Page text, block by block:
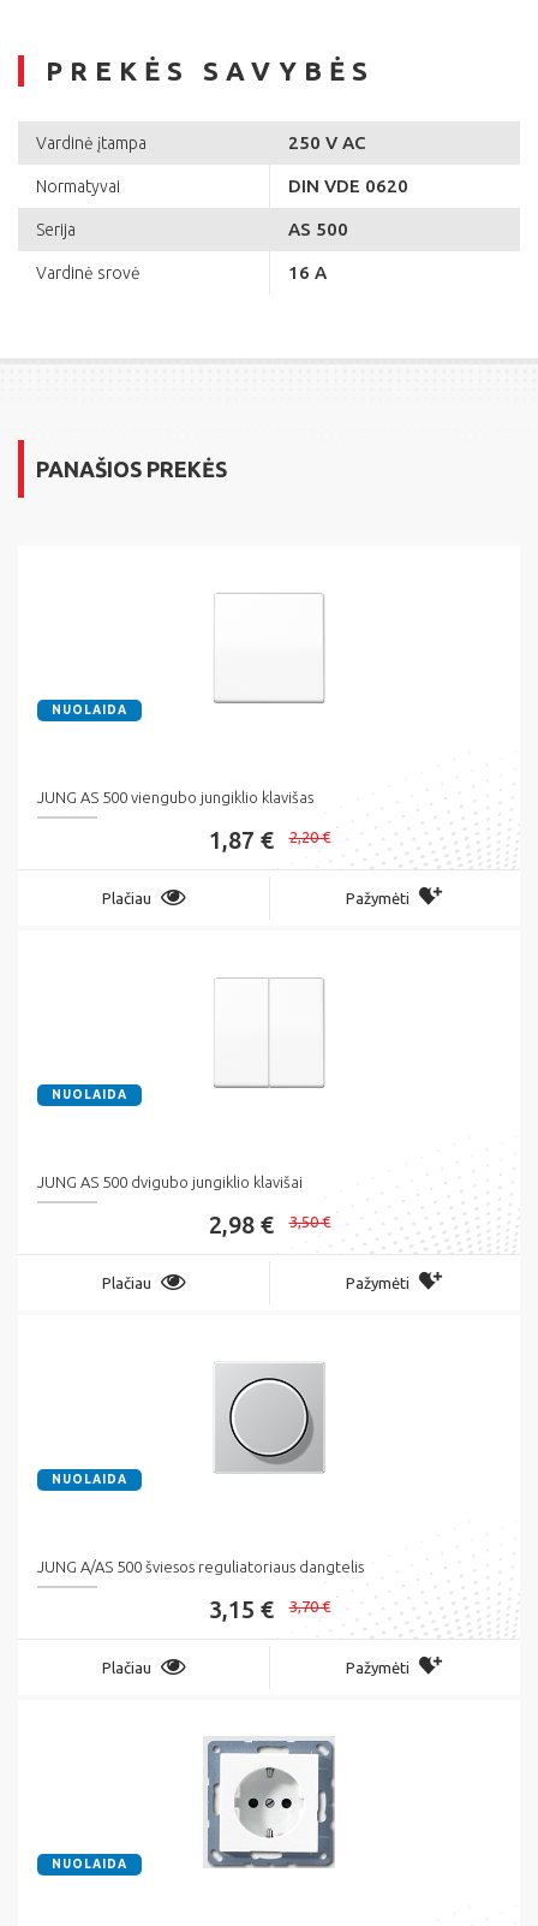
PREKĖS SAVYBĖS
Vardinė įtampa 250 V AC
Normatyvai DIN VDE 0620
Serija AS 500
Vardinė srovė 16 A
PANAŠIOS PREKĖS
NUOLAIDA
JUNG AS 500 viengubo jungiklio klavišas
1,87 € 2,20 €
Plačiau Pažymėti
NUOLAIDA
JUNG AS 500 dvigubo jungiklio klavišai
2,98 € 3,50 €
Plačiau Pažymėti
NUOLAIDA
JUNG A/AS 500 šviesos reguliatoriaus dangtelis
3,15 € 3,70 €
Plačiau Pažymėti
NUOLAIDA